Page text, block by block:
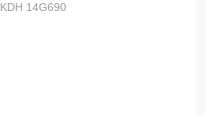
开关、BAUMER放大器、BAUMER
14G690